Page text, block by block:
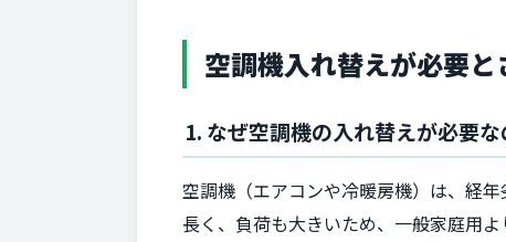
空調機入れ替えが必要
1. なぜ空調機の入れ替えが必要な
空調機（エアコンや冷暖房機）は、経
長く、負荷も大きいため、一般家庭用